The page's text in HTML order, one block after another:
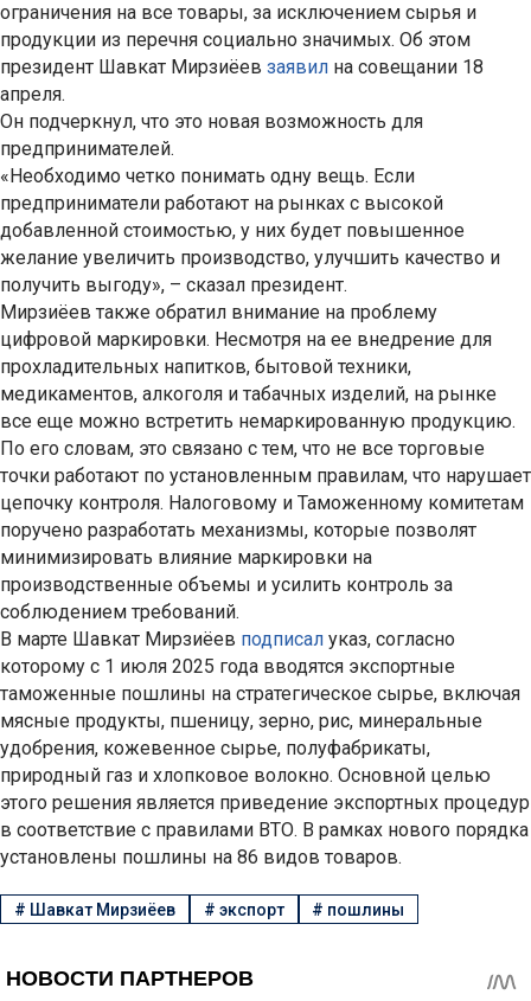
ограничения на все товары, за исключением сырья и
продукции из перечня социально значимых. Об этом
президент Шавкат Мирзиёев заявил на совещании 18
апреля.
Он подчеркнул, что это новая возможность для
предпринимателей.
«Необходимо четко понимать одну вещь. Если
предприниматели работают на рынках с высокой
добавленной стоимостью, у них будет повышенное
желание увеличить производство, улучшить качество и
получить выгоду», – сказал президент.
Мирзиёев также обратил внимание на проблему
цифровой маркировки. Несмотря на ее внедрение для
прохладительных напитков, бытовой техники,
медикаментов, алкоголя и табачных изделий, на рынке
все еще можно встретить немаркированную продукцию.
По его словам, это связано с тем, что не все торговые
точки работают по установленным правилам, что нарушает
цепочку контроля. Налоговому и Таможенному комитетам
поручено разработать механизмы, которые позволят
минимизировать влияние маркировки на
производственные объемы и усилить контроль за
соблюдением требований.
В марте Шавкат Мирзиёев подписал указ, согласно
которому с 1 июля 2025 года вводятся экспортные
таможенные пошлины на стратегическое сырье, включая
мясные продукты, пшеницу, зерно, рис, минеральные
удобрения, кожевенное сырье, полуфабрикаты,
природный газ и хлопковое волокно. Основной целью
этого решения является приведение экспортных процедур
в соответствие с правилами ВТО. В рамках нового порядка
установлены пошлины на 86 видов товаров.
# Шавкат Мирзиёев # экспорт # пошлины